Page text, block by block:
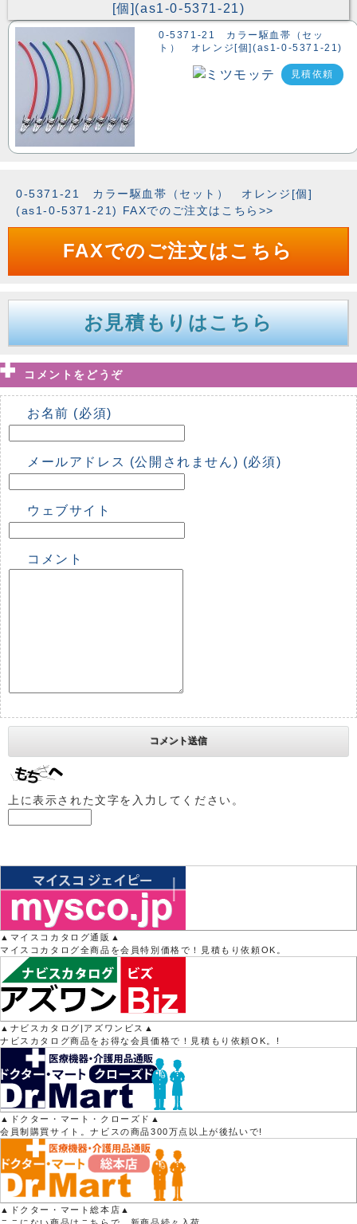
0-5371-21 カラー駆血帯（セッ
ト） オレンジ[個](as1-0-5371-21)
見積依頼
0-5371-21 カラー駆血帯（セット） オレンジ[個]
(as1-0-5371-21) FAXでのご注文はこちら>>
FAXでのご注文はこちら
お見積もりはこちら
コメントをどうぞ
お名前 (必須)
メールアドレス (公開されません) (必須)
ウェブサイト
コメント
上に表示された文字を入力してください。
▲マイスコカタログ通販▲
マイスコカタログ全商品を会員特別価格で！見積もり依頼OK。
▲ナビスカタログ|アズワンビス▲
ナビスカタログ商品をお得な会員価格で！見積もり依頼OK。!
▲ドクター・マート・クローズド▲
会員制購買サイト。ナビスの商品300万点以上が後払いで!
▲ドクター・マート総本店▲